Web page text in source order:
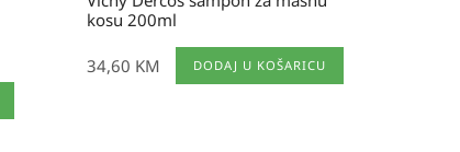
kosu 200ml
34,60 KM DODAJ U KOŠARICU